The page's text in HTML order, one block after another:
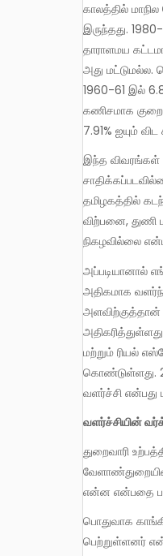
காலத்தில்
இருந்தது.
தாராளமய
அது மட்டுமல்ல.
1960-61 இல்
கணிசமாக
7.91% ஐயும்
இந்த விவரங்கள் சொல்லும் செய்தி என்ன? தாராளமய கால வளர்ச்சி என்பது வேளாண்துறையிலோ, தொழில்துறையிலோ
தமிழகத்தில்
விற்பனை, துணி
நிகழவில்லை
அப்படியானால் எங்கிருந்து வந்துள்ளது வளர்ச்சி? மூன்றாம் நிலைத்துறை – இது சேவைத்துறை என்றும் அழைக்கப்படுகிறது – தான்
அதிகமாக
அளவிற்குத்தான்
மற்றும் ரியல்
கொண்டுள்ளது.
வளர்ச்சி என்பது
வளர்ச்சியின்
துறைவாரி உற்பத்தி பெருக்கம், அதில் அதிகரித்துவரும் சேவைத்துறையின் பங்கு, தொழில்துறையின் மந்தமான வளர்ச்சி,
என்ன என்பதை
பொதுவாக காங்கிரஸ் ஆட்சியிலும் திராவிடக்கட்சிகளின் ஆட்சியிலும் முதலாளிகளும் நிலப்பிரபுக்களும் பெரும் ஆதாயம்
பெற்றுள்ளனர்